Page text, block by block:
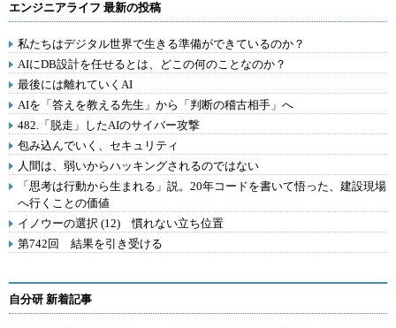
エンジニアライフ 最新の投稿
私たちはデジタル世界で生きる準備ができているのか？
AIにDB設計を任せるとは、どこの何のことなのか？
最後には離れていくAI
AIを「答えを教える先生」から「判断の稽古相手」へ
482.「脱走」したAIのサイバー攻撃
包み込んでいく、セキュリティ
人間は、弱いからハッキングされるのではない
「思考は行動から生まれる」説。20年コードを書いて悟った、建設現場
へ行くことの価値
イノウーの選択 (12) 慣れない立ち位置
第742回 結果を引き受ける
自分研 新着記事